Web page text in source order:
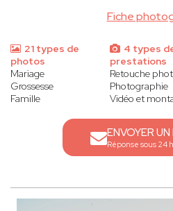
Fiche
21 types de
photos
Mariage
Grossesse
Famille
4 types
prestations
Retouche
Photographie
Vidéo et
ENVOYER
Réponse sous 24